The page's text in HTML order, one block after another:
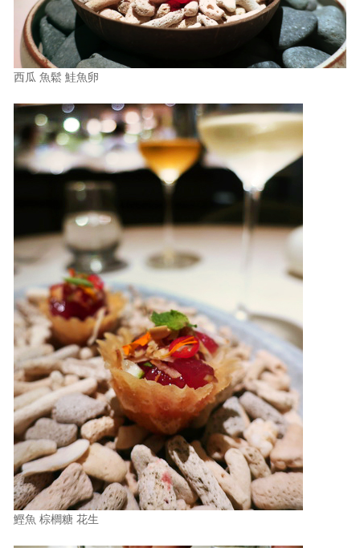
西瓜 魚鬆 鮭魚卵
鰹魚 棕櫚糖 花生